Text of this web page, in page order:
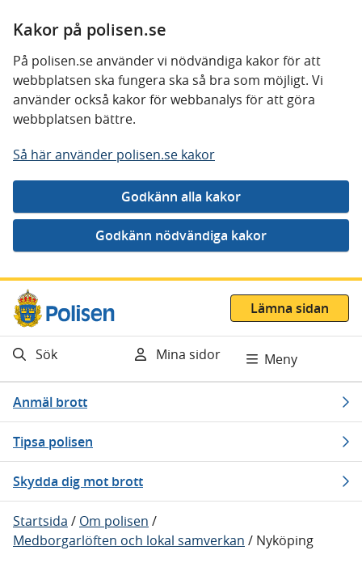
Kakor på polisen.se
På polisen.se använder vi nödvändiga kakor för att
webbplatsen ska fungera ska så bra som möjligt. Vi
använder också kakor för webbanalys för att göra
webbplatsen bättre.
Så här använder polisen.se kakor
Gå direkt till innehåll
Lämna sidan
Sök Mina sidor Meny
Anmäl brott
Tipsa polisen
Skydda dig mot brott
Startsida / Om polisen /
Medborgarlöften och lokal samverkan / Nyköping